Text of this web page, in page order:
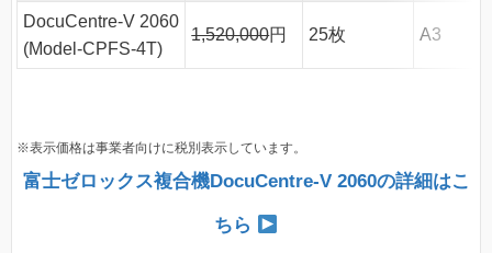
DocuCentre-V 2060
(Model-CPFS-4T)
1,520,000円 25枚 A3
※表示価格は事業者向けに税別表示しています。
富士ゼロックス複合機DocuCentre-V 2060の詳細はこ
ちら